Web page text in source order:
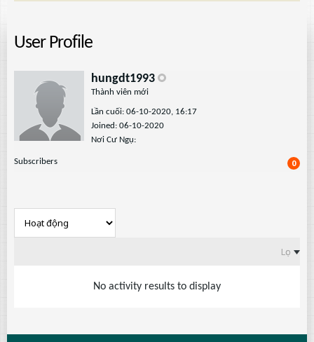
User Profile
hungdt1993
Thành viên mới
Lần cuối: 06-10-2020, 16:17
Joined: 06-10-2020
Nơi Cư Ngụ:
Subscribers 0
Lọc
No activity results to display